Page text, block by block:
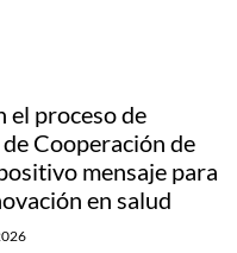
el proceso de
Cooperación de
mensaje para
en salud